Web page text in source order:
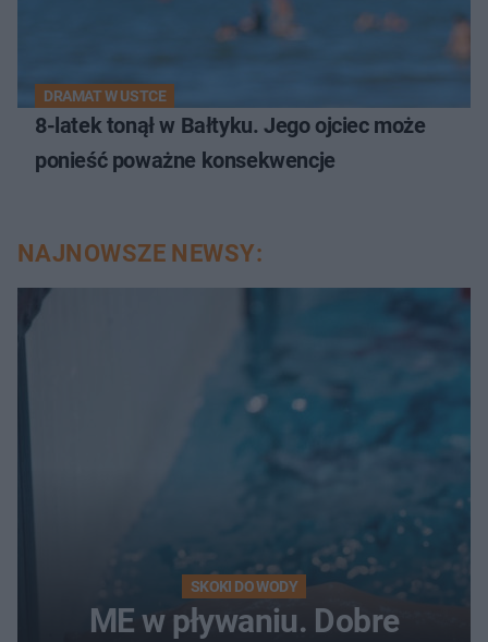
DRAMAT W USTCE
8-latek tonął w Bałtyku. Jego ojciec może
ponieść poważne konsekwencje
NAJNOWSZE NEWSY:
SKOKI DO WODY
ME w pływaniu. Dobre